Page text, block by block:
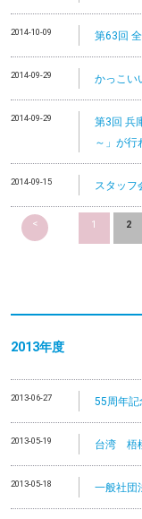
2014-10-09 第63回
2014-09-29 かっこい
2014-09-29
第3回 兵
～」が行
2014-09-15 スタッフ
< 1 2
2013年度
2013-06-27 55周年記
2013-05-19 台湾 梧
2013-05-18 一般社団